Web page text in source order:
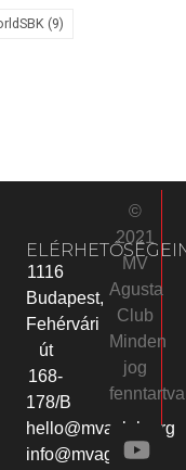
(9)
1116
Budapest,
Fehérvári
út
168-
178/B
hello@mvaclub.org
info@mvagusta-
©
2021
MV
Agusta
Club
Minden
jog